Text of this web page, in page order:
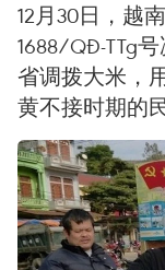
12月30日，越
1688/QĐ-TTg
省调拨大米，
黄不接时期的